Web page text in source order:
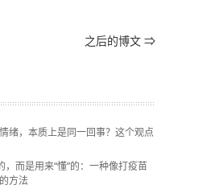
之后的博文 ⇒
绪，本质上是同一回事？这个观点
，而是用来“懂”的：一种像打疫苗
方法